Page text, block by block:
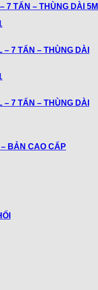
7 TẤN – THÙNG DÀI 5M
– 7 TẤN – THÙNG DÀI
– 7 TẤN – THÙNG DÀI
BẢN CAO CẤP